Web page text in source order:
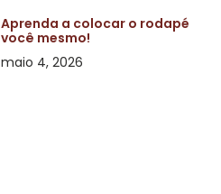
Aprenda a colocar o rodapé
você mesmo!
maio 4, 2026